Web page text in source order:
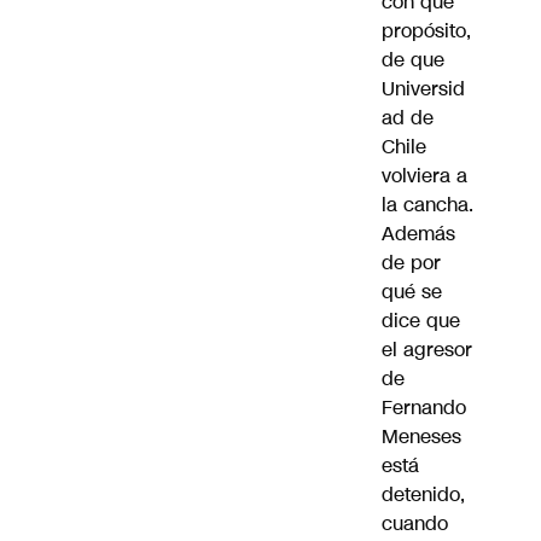
propósito,
de que
Universid
ad de
Chile
volviera a
la cancha.
Además
de por
qué se
dice que
el agresor
de
Fernando
Meneses
está
detenido,
cuando